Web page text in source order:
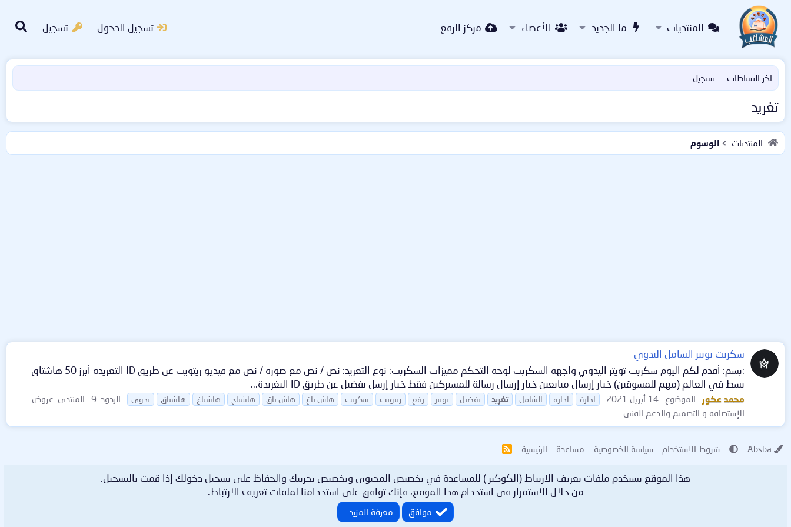
المنتديات ما الجديد الأعضاء مركز الرفع تسجيل الدخول تسجيل
آخر النشاطات تسجيل
تغريد
المنتديات الوسوم
سكربت تويتر الشامل اليدوي
:بسم: أقدم لكم اليوم سكربت تويتر اليدوي واجهة السكربت لوحة التحكم مميزات السكربت: نوع التغريد: نص / نص مع صورة / نص مع فيديو ريتويت عن طريق ID التغريدة أبرز 50 هاشتاق
نشط في العالم (مهم للمسوقين) خيار إرسال متابعين خيار إرسال رسالة للمشتركين فقط خيار إرسل تفضيل عن طريق ID التغريدة...
محمد عكور الموضوع 14 أبريل 2021 ادارة اداره الشامل تغريد تفضيل تويتر رفع ريتويت سكربت هاش تاغ هاش تاق هاشتاج هاشتاغ هاشتاق يدوي الردود: 9 المنتدى: عروض
الإستضافة و التصميم والدعم الفني
شروط الاستخدام سياسة الخصوصية مساعدة الرئيسية
R
هذا الموقع يستخدم ملفات تعريف الارتباط (الكوكيز ) للمساعدة في تخصيص المحتوى وتخصيص تجربتك والحفاظ على تسجيل دخولك إذا قمت بالتسجيل.
من خلال الاستمرار في استخدام هذا الموقع، فإنك توافق على استخدامنا لملفات تعريف الارتباط.
موافق معرفة المزيد…